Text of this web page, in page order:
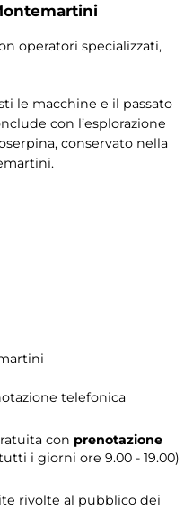
operatori specializzati,
le macchine e il passato
con l’esplorazione
conservato nella
telefonica
con prenotazione
i giorni ore 9.00 - 19.00)
rivolte al pubblico dei